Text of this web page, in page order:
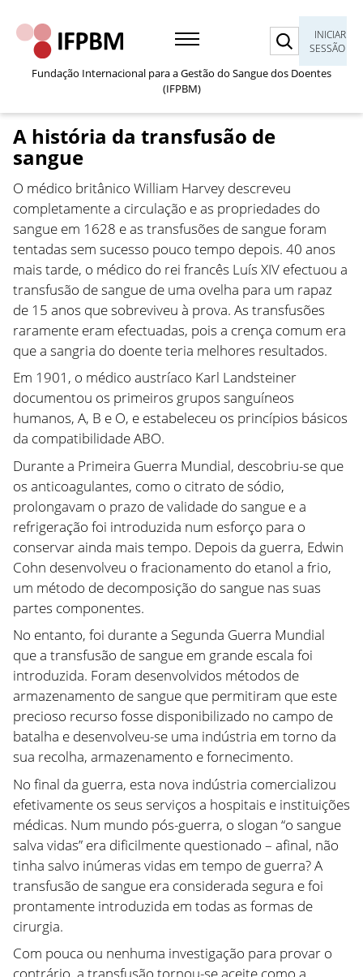
INICIAR
SESSÃO
Fundação Internacional para a Gestão do Sangue dos Doentes
(IFPBM)
A história da transfusão de
sangue
O médico britânico William Harvey descreveu
completamente a circulação e as propriedades do
sangue em 1628 e as transfusões de sangue foram
tentadas sem sucesso pouco tempo depois. 40 anos
mais tarde, o médico do rei francês Luís XIV efectuou a
transfusão de sangue de uma ovelha para um rapaz
de 15 anos que sobreviveu à prova. As transfusões
raramente eram efectuadas, pois a crença comum era
que a sangria do doente teria melhores resultados.
Em 1901, o médico austríaco Karl Landsteiner
documentou os primeiros grupos sanguíneos
humanos, A, B e O, e estabeleceu os princípios básicos
da compatibilidade ABO.
Durante a Primeira Guerra Mundial, descobriu-se que
os anticoagulantes, como o citrato de sódio,
prolongavam o prazo de validade do sangue e a
refrigeração foi introduzida num esforço para o
conservar ainda mais tempo. Depois da guerra, Edwin
Cohn desenvolveu o fracionamento do etanol a frio,
um método de decomposição do sangue nas suas
partes componentes.
No entanto, foi durante a Segunda Guerra Mundial
que a transfusão de sangue em grande escala foi
introduzida. Foram desenvolvidos métodos de
armazenamento de sangue que permitiram que este
precioso recurso fosse disponibilizado no campo de
batalha e desenvolveu-se uma indústria em torno da
sua recolha, armazenamento e fornecimento.
No final da guerra, esta nova indústria comercializou
efetivamente os seus serviços a hospitais e instituições
médicas. Num mundo pós-guerra, o slogan “o sangue
salva vidas” era dificilmente questionado – afinal, não
tinha salvo inúmeras vidas em tempo de guerra? A
transfusão de sangue era considerada segura e foi
prontamente introduzida em todas as formas de
cirurgia.
Com pouca ou nenhuma investigação para provar o